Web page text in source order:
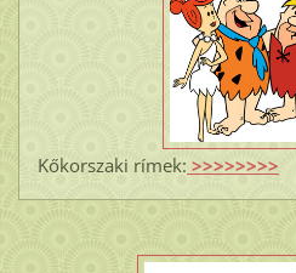
Kőkorszaki rímek: >>>>>>>>